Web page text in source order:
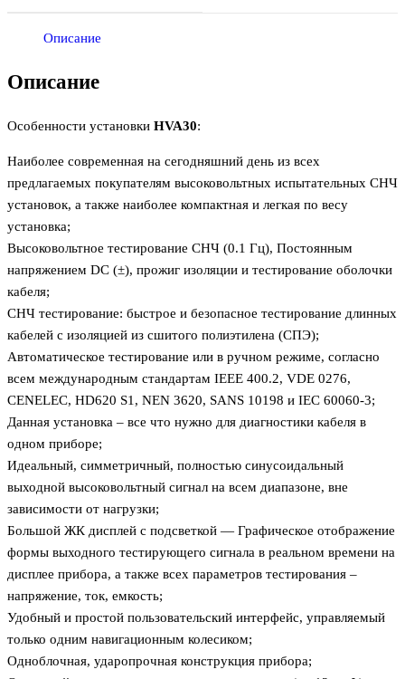
Описание
Описание
Особенности установки HVA30:
Наиболее современная на сегодняшний день из всех
предлагаемых покупателям высоковольтных испытательных СНЧ
установок, а также наиболее компактная и легкая по весу
установка;
Высоковольтное тестирование СНЧ (0.1 Гц), Постоянным
напряжением DC (±), прожиг изоляции и тестирование оболочки
кабеля;
СНЧ тестирование: быстрое и безопасное тестирование длинных
кабелей с изоляцией из сшитого полиэтилена (СПЭ);
Автоматическое тестирование или в ручном режиме, согласно
всем международным стандартам IEEE 400.2, VDE 0276,
CENELEC, HD620 S1, NEN 3620, SANS 10198 и IEC 60060-3;
Данная установка – все что нужно для диагностики кабеля в
одном приборе;
Идеальный, симметричный, полностью синусоидальный
выходной высоковольтный сигнал на всем диапазоне, вне
зависимости от нагрузки;
Большой ЖК дисплей с подсветкой — Графическое отображение
формы выходного тестирующего сигнала в реальном времени на
дисплее прибора, а также всех параметров тестирования –
напряжение, ток, емкость;
Удобный и простой пользовательский интерфейс, управляемый
только одним навигационным колесиком;
Одноблочная, ударопрочная конструкция прибора;